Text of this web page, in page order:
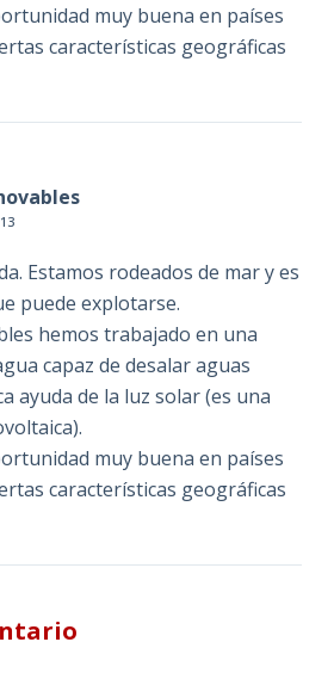
muy buena en países
características geográficas
Estamos rodeados de mar y es
puede explotarse.
hemos trabajado en una
capaz de desalar aguas
ayuda de la luz solar (es una
muy buena en países
características geográficas